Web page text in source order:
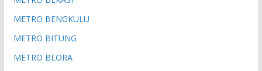
METRO BENGKULU
METRO BITUNG
METRO BLORA